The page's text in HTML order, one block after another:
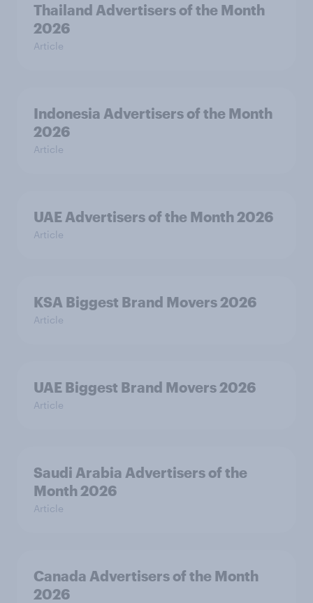
Thailand Advertisers of the Month
2026
Article
Indonesia Advertisers of the Month
2026
Article
UAE Advertisers of the Month 2026
Article
KSA Biggest Brand Movers 2026
Article
UAE Biggest Brand Movers 2026
Article
Saudi Arabia Advertisers of the
Month 2026
Article
Canada Advertisers of the Month
2026